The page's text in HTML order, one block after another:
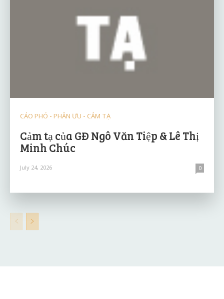
CÁO PHÓ - PHÂN ƯU - CẢM TẠ
Cảm tạ của GĐ Ngô Văn Tiệp & Lê Thị
Minh Chúc
July 24, 2026 0